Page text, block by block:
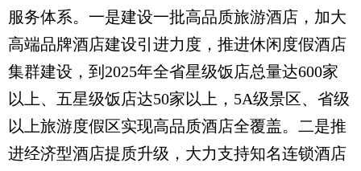
服务体系。一是建设一批高品质旅游酒店，加大
高端品牌酒店建设引进力度，推进休闲度假酒店
集群建设，到2025年全省星级饭店总量达600家
以上、五星级饭店达50家以上，5A级景区、省级
以上旅游度假区实现高品质酒店全覆盖。二是推
进经济型酒店提质升级，大力支持知名连锁酒店